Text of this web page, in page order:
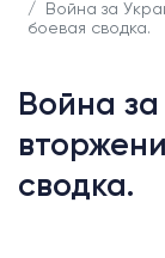
Война за
боевая сводка.
Война
сводка.